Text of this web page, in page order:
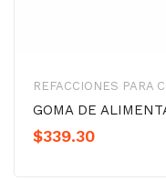
REFACCIONES PARA
GOMA DE
$339.30